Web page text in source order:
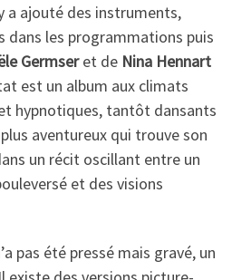
a ajouté des instruments,
dans les programmations puis
Germseret de Nina Hennart
est un album aux climats
hypnotiques, tantôt dansants
aventureux qui trouve son
un récit oscillant entre un
et des visions
pas été pressé mais gravé, un